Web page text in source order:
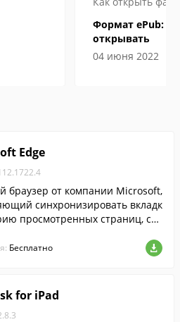
Формат ePub:
открывать
04 июня 2022
Edge
браузер от компании Microsoft,
синхронизировать вкладк
просмотренных страниц, сп
Edge в фоновом режиме.
Бесплатно
for iPad